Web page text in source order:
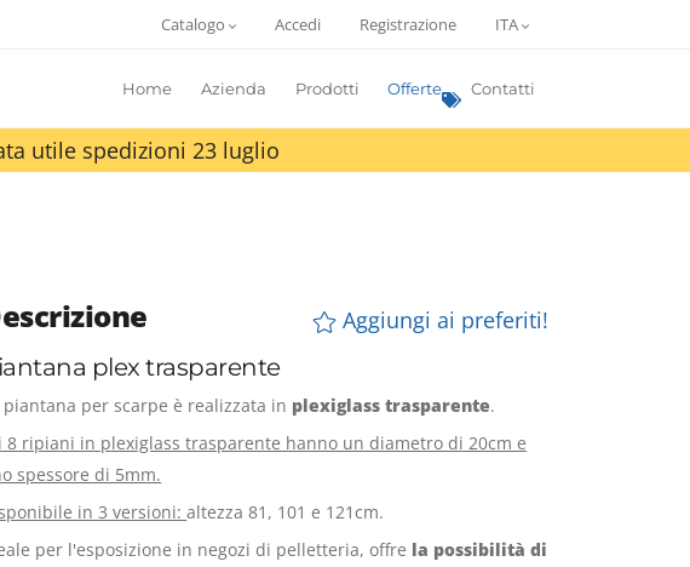
Catalogo Accedi Registrazione ITA
Home Azienda Prodotti Offerte Contatti
utile spedizioni 23 luglio
Aggiungi ai preferiti!
plex trasparente
piantana per scarpe è realizzata in plexiglass trasparente.
8 ripiani in plexiglass trasparente hanno un diametro di 20cm e
spessore di 5mm.
in 3 versioni:altezza 81, 101 e 121cm.
per l'esposizione in negozi di pelletteria, offre la possibilità di